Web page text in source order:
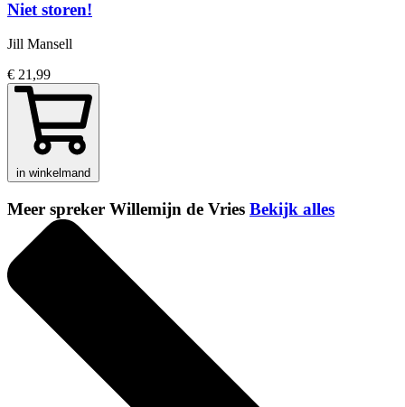
Niet storen!
Jill Mansell
€ 21,99
in winkelmand
Meer spreker Willemijn de Vries Bekijk alles